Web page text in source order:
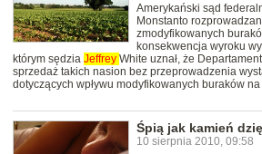
Amerykański sąd
Monstanto
zmodyfikowanych
konsekwencja wyroku
którym sędzia Jeffrey White uznał, że
sprzedaż takich nasion bez przeprowadzenia
dotyczących wpływu modyfikowanych buraków na
Śpią jak kamień
10 sierpnia 2010, 09:58